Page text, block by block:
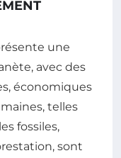
une
avec des
économiques
telles
fossiles,
sont